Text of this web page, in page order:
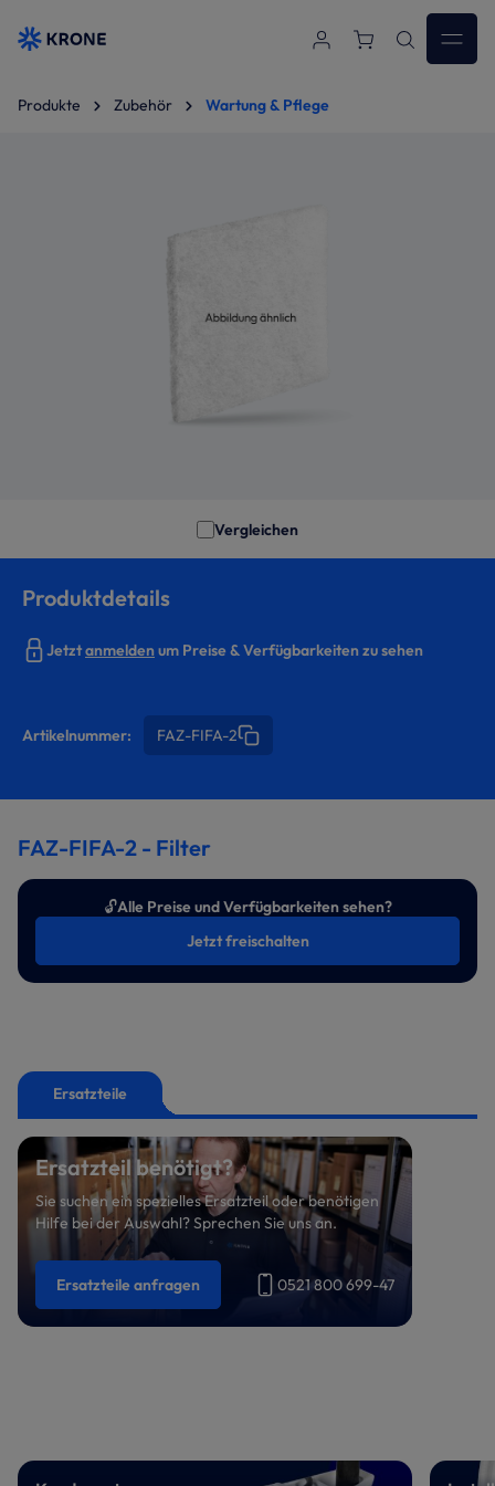
Zum Hauptinhalt springen
Produkte Zubehör Wartung & Pflege
Vergleichen
Produktdetails
Jetztanmeldenum Preise & Verfügbarkeiten zu sehen
Artikelnummer: FAZ-FIFA-2
FAZ-FIFA-2 - Filter
🔓Alle Preise und Verfügbarkeiten sehen?
Jetzt freischalten
Ersatzteile
Ersatzteil benötigt?
Sie suchen ein spezielles Ersatzteil oder benötigen
Hilfe bei der Auswahl? Sprechen Sie uns an.
Ersatzteile anfragen 0521 800 699-47